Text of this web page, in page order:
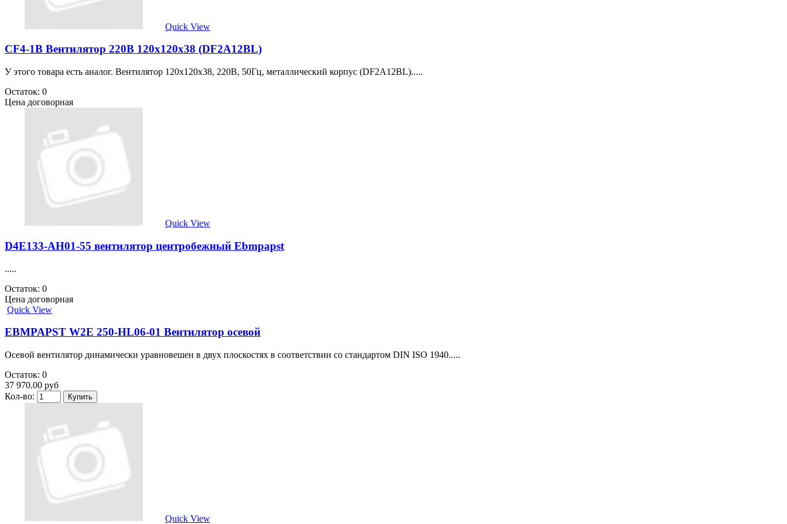
Quick View
CF4-1B Вентилятор 220В 120х120х38 (DF2A12BL)
У этого товара есть аналог. Вентилятор 120х120х38, 220В, 50Гц, металлический корпус (DF2A12BL).....
Остаток: 0
Цена договорная
Quick View
D4E133-AH01-55 вентилятор центробежный Ebmpapst
.....
Остаток: 0
Цена договорная
Quick View
EBMPAPST W2E 250-HL06-01 Вентилятор осевой
Осевой вентилятор динамически уравновешен в двух плоскостях в соответствии со стандартом DIN ISO 1940.....
Остаток: 0
37 970.00 руб
Кол-во:
Quick View